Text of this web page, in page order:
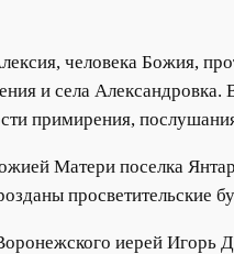
человека Божия,
и села
примирения,
Матери поселка
просветительские
иерей